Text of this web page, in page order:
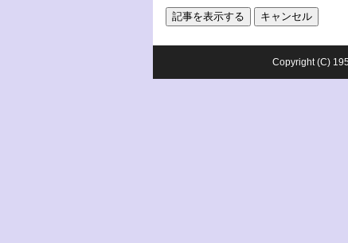
Copyright (C)